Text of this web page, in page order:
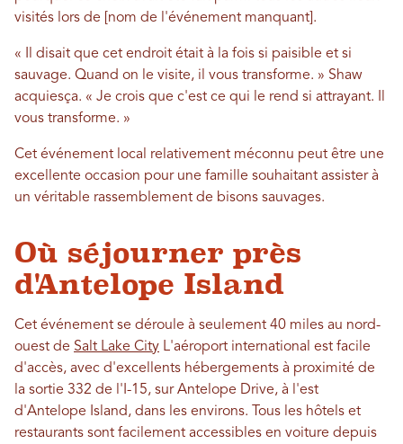
visités lors de [nom de l'événement manquant].
« Il disait que cet endroit était à la fois si paisible et si
sauvage. Quand on le visite, il vous transforme. » Shaw
acquiesça. « Je crois que c'est ce qui le rend si attrayant. Il
vous transforme. »
Cet événement local relativement méconnu peut être une
excellente occasion pour une famille souhaitant assister à
un véritable rassemblement de bisons sauvages.
Où séjourner près
d'Antelope Island
Cet événement se déroule à seulement 40 miles au nord-
ouest de Salt Lake City L'aéroport international est facile
d'accès, avec d'excellents hébergements à proximité de
la sortie 332 de l'I-15, sur Antelope Drive, à l'est
d'Antelope Island, dans les environs. Tous les hôtels et
restaurants sont facilement accessibles en voiture depuis